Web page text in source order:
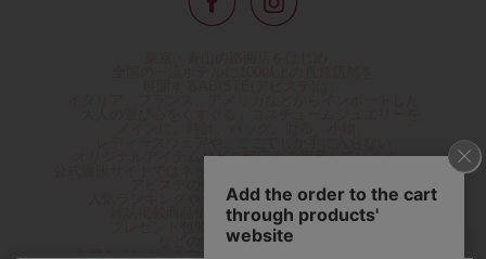
オリジナルアイテムなどを幅広くご用意しています。
アビステの幅広い商品を取り揃え、
人気ランキングやテレビなどメディア着用商品、
雑誌掲載商品情報を紹介するコンテンツ、
プレゼント包装無料や独自のポイント還元
などのサービスをご提供。
心躍るインポートアクセサリーや時計、小物などで、